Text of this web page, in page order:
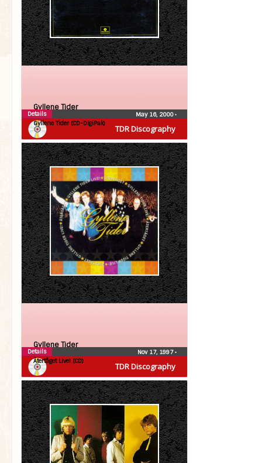
TDR Discography
Gyllene Tider
Gyllene Tider (CD-DigiPak)
May 16, 2000•
Details
TDR Discography
Gyllene Tider
Återtåget Live! (CD)
Nov 17, 1997•
Details